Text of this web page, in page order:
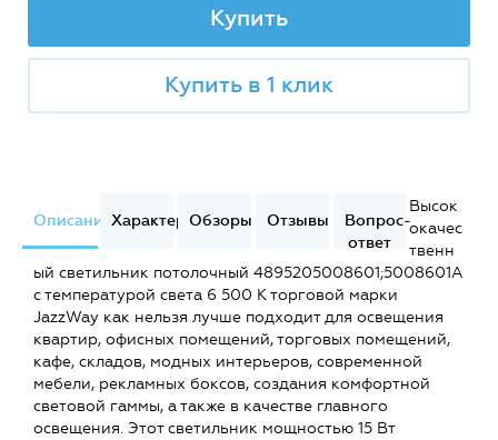
Купить
Купить в 1 клик
ОписаниеХарактеристики
Обзоры Отзывы
Вопрос-
ответ
Высок
окачес
твенн
ый светильник потолочный 4895205008601;5008601A
с температурой света 6 500 К торговой марки
JazzWay как нельзя лучше подходит для освещения
квартир, офисных помещений, торговых помещений,
кафе, складов, модных интерьеров, современной
мебели, рекламных боксов, создания комфортной
световой гаммы, а также в качестве главного
освещения. Этот светильник мощностью 15 Вт